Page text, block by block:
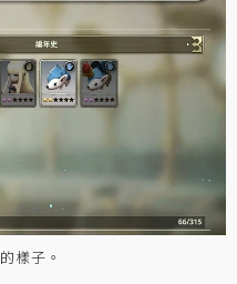
樣子。